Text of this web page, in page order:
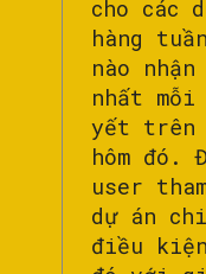
cho các
hàng
nào
nhất mỗi
yết trên
hôm đó.
user
dự án
điều